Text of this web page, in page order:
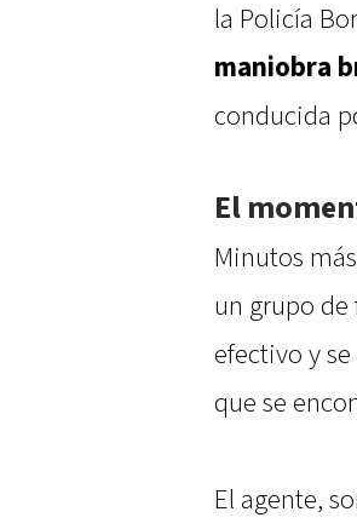
la Policía
maniobra
conducida
El
Minutos
un grupo de
efectivo y
que se
El agente,